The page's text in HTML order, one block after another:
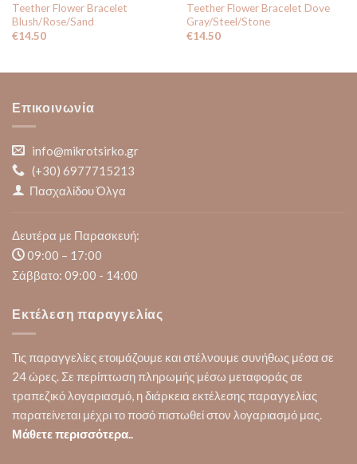
Teether Flower Bracelet
Blush/Rose/Sand
€14.50
Teether Flower Bracelet Dove
Gray/Steel/Stone
€14.50
Επικοινωνία
info@mikrotsirko.gr
(+30) 6977715213
Πασχαλίδου Όλγα
Δευτέρα με Παρασκευή:
09:00 – 17:00
Σάββατο: 09:00 - 14:00
Εκτέλεση παραγγελίας
Τις παραγγελίες ετοιμάζουμε και στέλνουμε συνήθως μέσα σε
24 ώρες. Σε περίπτωση πληρωμής μέσω μεταφοράς σε
τραπεζικό λογαριασμό, η διάρκεια εκτέλεσης παραγγελίας
παρατείνεται μέχρι το ποσό πιστωθεί στον λογαριασμό μας.
Μάθετε περισσότερα..